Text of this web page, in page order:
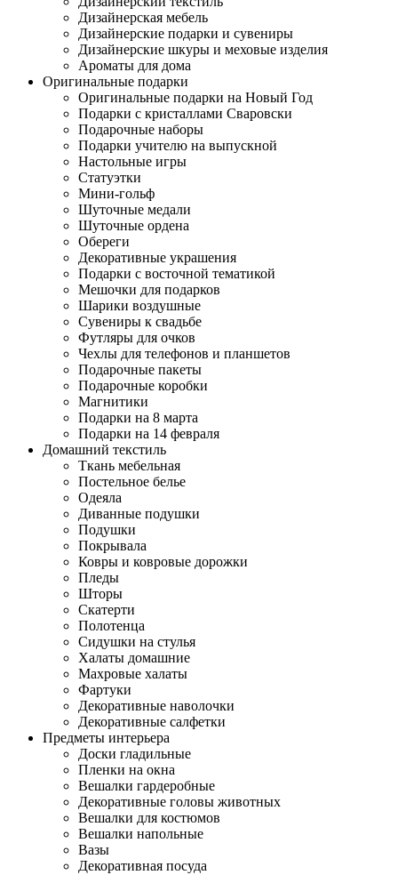
Дизайнерская мебель
Дизайнерские подарки и сувениры
Дизайнерские шкуры и меховые изделия
Ароматы для дома
Оригинальные подарки
Оригинальные подарки на Новый Год
Подарки с кристаллами Сваровски
Подарочные наборы
Подарки учителю на выпускной
Настольные игры
Статуэтки
Мини-гольф
Шуточные медали
Шуточные ордена
Обереги
Декоративные украшения
Подарки с восточной тематикой
Мешочки для подарков
Шарики воздушные
Сувениры к свадьбе
Футляры для очков
Чехлы для телефонов и планшетов
Подарочные пакеты
Подарочные коробки
Магнитики
Подарки на 8 марта
Подарки на 14 февраля
Домашний текстиль
Ткань мебельная
Постельное белье
Одеяла
Диванные подушки
Подушки
Покрывала
Ковры и ковровые дорожки
Пледы
Шторы
Скатерти
Полотенца
Сидушки на стулья
Халаты домашние
Махровые халаты
Фартуки
Декоративные наволочки
Декоративные салфетки
Предметы интерьера
Доски гладильные
Пленки на окна
Вешалки гардеробные
Декоративные головы животных
Вешалки для костюмов
Вешалки напольные
Вазы
Декоративная посуда